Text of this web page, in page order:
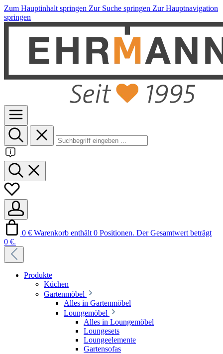
Zum Hauptinhalt springen Zur Suche springen Zur Hauptnavigation
springen
0 € Warenkorb enthält 0 Positionen. Der Gesamtwert beträgt
0 €.
Produkte
Küchen
Gartenmöbel
Alles in Gartenmöbel
Loungemöbel
Alles in Loungemöbel
Loungesets
Loungeelemente
Gartensofas